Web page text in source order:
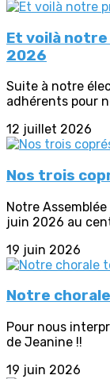
Et voilà
2026
Suite à notre
adhérents pour
12 juillet 2026
Nos trois
Notre
juin 2026 au
19 juin 2026
Notre
Pour nous
de Jeanine !!
19 juin 2026